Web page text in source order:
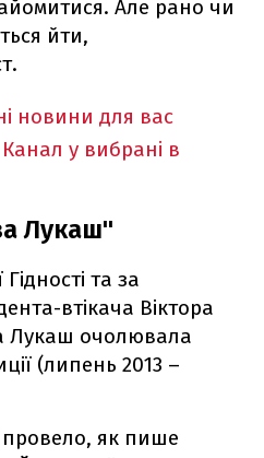
Але рано чи
йти,
новини для вас
у вибрані в
Лукаш"
та за
втікача Віктора
Лукаш очолювала
(липень 2013 –
провело, як пише